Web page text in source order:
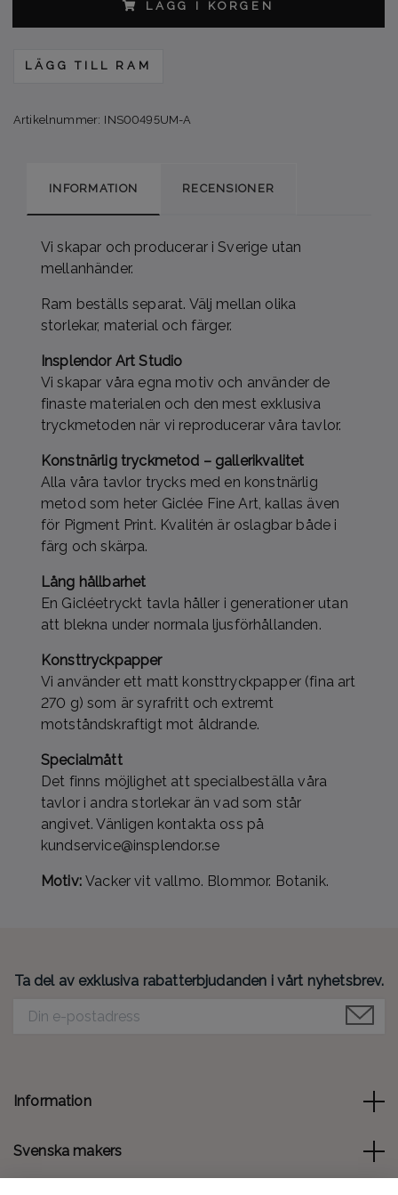
LÄGG I KORGEN
LÄGG TILL RAM
Artikelnummer: INS00495UM-A
INFORMATION RECENSIONER
Vi skapar och producerar i Sverige utan
mellanhänder.
Ram beställs separat. Välj mellan olika
storlekar, material och färger.
Insplendor Art Studio
Vi skapar våra egna motiv och använder de
finaste materialen och den mest exklusiva
tryckmetoden när vi reproducerar våra tavlor.
Konstnärlig tryckmetod – gallerikvalitet
Alla våra tavlor trycks med en konstnärlig
metod som heter Giclée Fine Art, kallas även
för Pigment Print. Kvalitén är oslagbar både i
färg och skärpa.
Lång hållbarhet
En Gicléetryckt tavla håller i generationer utan
att blekna under normala ljusförhållanden.
Konsttryckpapper
Vi använder ett matt konsttryckpapper (fina art
270 g) som är syrafritt och extremt
motståndskraftigt mot åldrande.
Specialmått
Det finns möjlighet att specialbeställa våra
tavlor i andra storlekar än vad som står
angivet. Vänligen kontakta oss på
kundservice@insplendor.se
Motiv:Vacker vit vallmo. Blommor. Botanik.
Ta del av exklusiva rabatterbjudanden i vårt nyhetsbrev.
Information
Svenska makers